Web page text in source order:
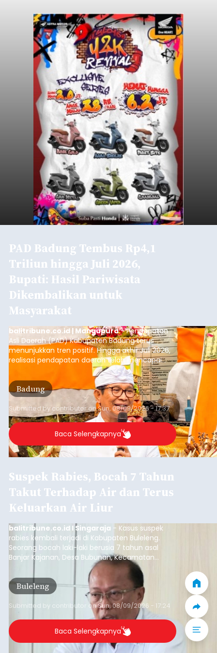
PAD Badung Tembus Rp4,1
Triliun hingga Juli 2026,
Bupati: Hasil Pariwisata
Dikembalikan untuk
Masyarakat
balitribune.co.id | Mangupura- Pendapatan
Asli Daerah (PAD) Kabupaten Badung terus
menunjukkan tren positif. Hingga akhir Juli 2026,
realisasi pendapatan daerah telah mencapai
Rp4,1 triliun atau rata-rata sekitar Rp730 miliar
per bulan, meningkat signifikan dibandingkan
rata-rata penerimaan sebelumnya yang berkisar
Rp350 miliar hingga Rp400 miliar per bulan.
Badung
Submitted by contributor onSun, 08/09/2026 - 17:37
Baca Selengkapnya
Suspek Rabies, Bocah 7 Tahun
Takut Terhadap Air dan Terus
Keluarkan Air Liur
balitribune.co.id I Singaraja - Kasus suspek
rabies kembali terjadi di Kabupaten Buleleng.
Seorang bocah laki-laki berusia 7 tahun asal
Banjar Kajanan, Desa Bubunan, Kecamatan
Seririt, dilaporkan mengalami gejala khas rabies
setelah sebelumnya digigit anjing pada awal Juni
2026.
Buleleng
Submitted by contributor onSun, 08/09/2026 - 17:24
Baca Selengkapnya